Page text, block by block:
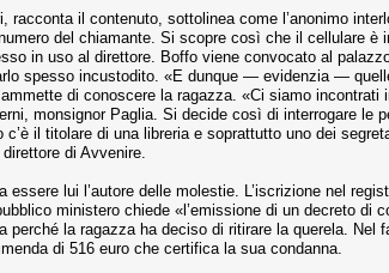
racconta il contenuto, sottolinea come l’anonimo
del chiamante. Si scopre così che il cellulare
in uso al direttore. Boffo viene convocato al
spesso incu­stodito. «E dunque — evidenzia —
di co­noscere la ragazza. «Ci siamo
monsi­gnor Paglia. Si decide così di interrogare
il titolare di una libreria e soprattutto uno dei
di Av­venire.
lui l’autore delle molestie. L’iscrizione nel
ministero chiede «l’emissione di un decreto
perché la ragazza ha de­ciso di ritirare la querela.
di 516 euro che certifica la sua condanna.